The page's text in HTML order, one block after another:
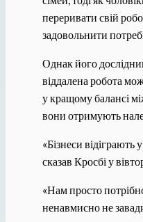
переривати свій
задовольнити
Однак його
віддалена робота
у кращому балансі
вони отримують
«Бізнеси
сказав Кросбі у
«Нам просто
ненавмисно не